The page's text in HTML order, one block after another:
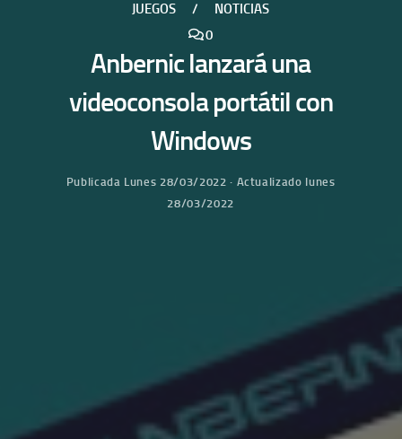
JUEGOS /
NOTICIAS
0
Anbernic lanzará una
videoconsola portátil con
Windows
Publicada Lunes 28/03/2022 · Actualizado lunes
28/03/2022